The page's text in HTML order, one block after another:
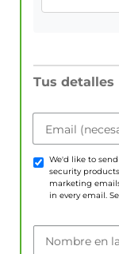
Tus detalles
We'd like to
security
marketing
in every email.
Nombre en